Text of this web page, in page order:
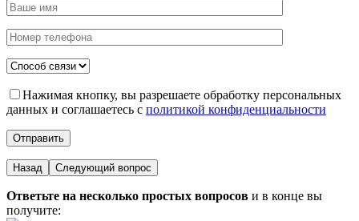
Нажимая кнопку, вы разрешаете обработку персональных
данных и соглашаетесь с политикой конфиденциальности
Назад Следующий вопрос
Ответьте на несколько простых вопросов и в конце вы
получите: